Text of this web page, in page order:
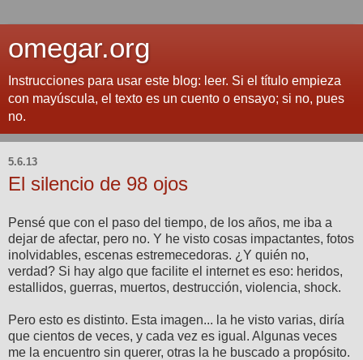
omegar.org
Instrucciones para usar este blog: leer. Si el título empieza
con mayúscula, el texto es un cuento o ensayo; si no, pues
no.
5.6.13
El silencio de 98 ojos
Pensé que con el paso del tiempo, de los años, me iba a
dejar de afectar, pero no. Y he visto cosas impactantes, fotos
inolvidables, escenas estremecedoras. ¿Y quién no,
verdad? Si hay algo que facilite el internet es eso: heridos,
estallidos, guerras, muertos, destrucción, violencia, shock.
Pero esto es distinto. Esta imagen... la he visto varias, diría
que cientos de veces, y cada vez es igual. Algunas veces
me la encuentro sin querer, otras la he buscado a propósito.